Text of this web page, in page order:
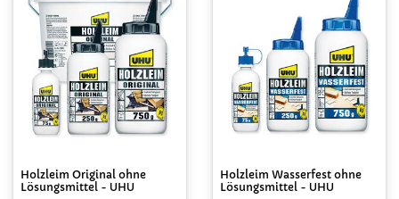
Holzleim Original ohne
Lösungsmittel - UHU
Holzleim Wasserfest ohne
Lösungsmittel - UHU